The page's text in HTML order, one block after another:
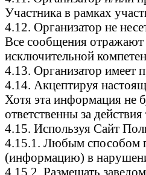
Участника в рамках
4.12. Организатор не
Все сообщения отражают
исключительной
4.13. Организатор имеет
4.14. Акцептируя
Хотя эта информация не
ответственны за
4.15. Используя Сайт
4.15.1. Любым способом
(информацию) в
4.15.2. Размещать